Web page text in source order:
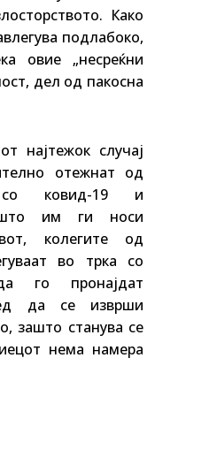
Како
подлабоко,
овие „несреќни
дел од пакосна
најтежок случај
отежнат од
со ковид-19 и
што им ги носи
колегите од
во трка со
го пронајдат
да се изврши
зашто станува се
нема намера